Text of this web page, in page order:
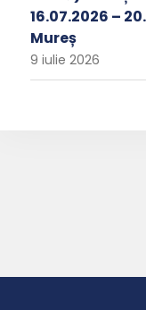
16.07.2026 –
Mureș
9 iulie 2026